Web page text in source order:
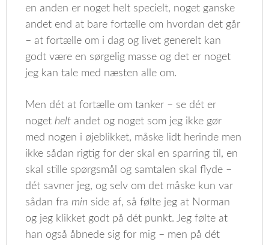
en anden er noget helt specielt, noget ganske
andet end at bare fortælle om hvordan det går
– at fortælle om i dag og livet generelt kan
godt være en sørgelig masse og det er noget
jeg kan tale med næsten alle om.
Men dét at fortælle om tanker – se dét er
nogethelt andet og noget som jeg ikke gør
med nogen i øjeblikket, måske lidt herinde men
ikke sådan rigtig for der skal en sparring til, en
skal stille spørgsmål og samtalen skal flyde –
dét savner jeg, og selv om det måske kun var
sådan framin side af, så følte jeg at Norman
og jeg klikket godt på dét punkt. Jeg følte at
han også åbnede sig for mig – men på dét